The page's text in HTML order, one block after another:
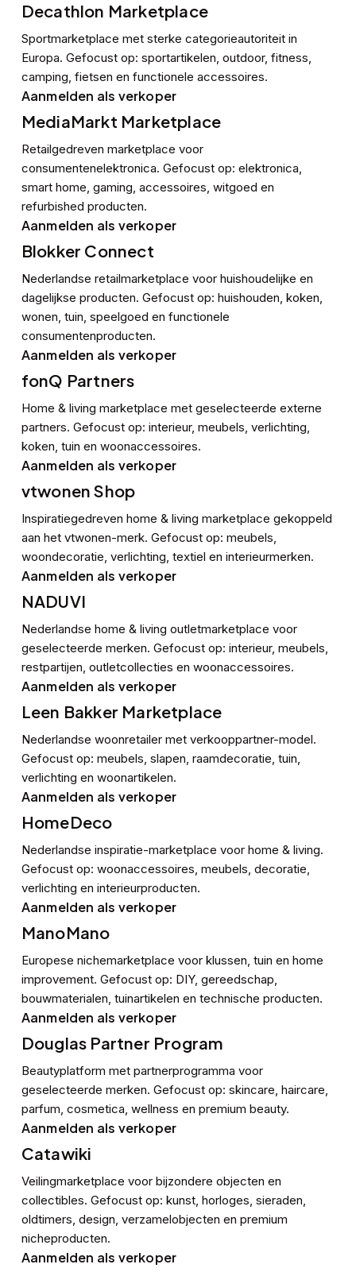
Decathlon Marketplace
Sportmarketplace met sterke categorieautoriteit in
Europa. Gefocust op: sportartikelen, outdoor, fitness,
camping, fietsen en functionele accessoires.
Aanmelden als verkoper
MediaMarkt Marketplace
Retailgedreven marketplace voor
consumentenelektronica. Gefocust op: elektronica,
smart home, gaming, accessoires, witgoed en
refurbished producten.
Aanmelden als verkoper
Blokker Connect
Nederlandse retailmarketplace voor huishoudelijke en
dagelijkse producten. Gefocust op: huishouden, koken,
wonen, tuin, speelgoed en functionele
consumentenproducten.
Aanmelden als verkoper
fonQ Partners
Home & living marketplace met geselecteerde externe
partners. Gefocust op: interieur, meubels, verlichting,
koken, tuin en woonaccessoires.
Aanmelden als verkoper
vtwonen Shop
Inspiratiegedreven home & living marketplace gekoppeld
aan het vtwonen-merk. Gefocust op: meubels,
woondecoratie, verlichting, textiel en interieurmerken.
Aanmelden als verkoper
NADUVI
Nederlandse home & living outletmarketplace voor
geselecteerde merken. Gefocust op: interieur, meubels,
restpartijen, outletcollecties en woonaccessoires.
Aanmelden als verkoper
Leen Bakker Marketplace
Nederlandse woonretailer met verkooppartner-model.
Gefocust op: meubels, slapen, raamdecoratie, tuin,
verlichting en woonartikelen.
Aanmelden als verkoper
HomeDeco
Nederlandse inspiratie-marketplace voor home & living.
Gefocust op: woonaccessoires, meubels, decoratie,
verlichting en interieurproducten.
Aanmelden als verkoper
ManoMano
Europese nichemarketplace voor klussen, tuin en home
improvement. Gefocust op: DIY, gereedschap,
bouwmaterialen, tuinartikelen en technische producten.
Aanmelden als verkoper
Douglas Partner Program
Beautyplatform met partnerprogramma voor
geselecteerde merken. Gefocust op: skincare, haircare,
parfum, cosmetica, wellness en premium beauty.
Aanmelden als verkoper
Catawiki
Veilingmarketplace voor bijzondere objecten en
collectibles. Gefocust op: kunst, horloges, sieraden,
oldtimers, design, verzamelobjecten en premium
nicheproducten.
Aanmelden als verkoper